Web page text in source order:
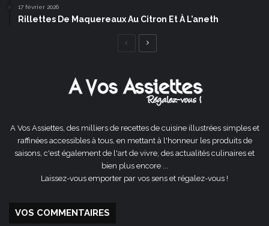
17 février 2026
Rillettes De Maquereaux Au Citron Et À L’aneth
Page
A Vos Assiettes, des milliers de recettes de cuisine illustrées simples et
raffinées accessibles à tous, en mettant à l'honneur les produits de
saisons, c'est également de l'art de vivre, des actualités culinaires et
bien plus encore ...
Laissez-vous emporter par vos sens et régalez-vous !
VOS COMMENTAIRES